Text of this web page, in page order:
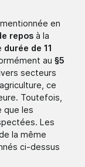
en
repos à la
durée de 11
au§5
secteurs
ce
Toutefois,
que les
Les
la même
ci-dessus